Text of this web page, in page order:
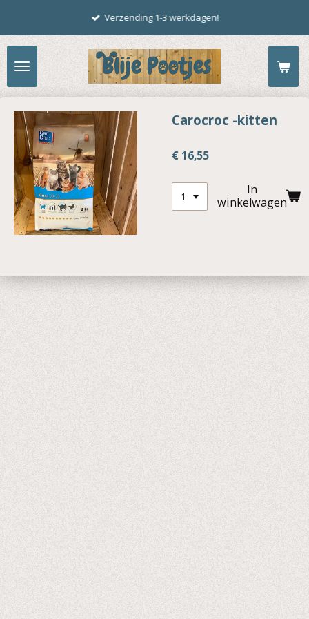
naar
de
hoofdinhoud
Verzending 1-3 werkdagen!
Carocroc -kitten
€ 16,55
In
winkelwagen